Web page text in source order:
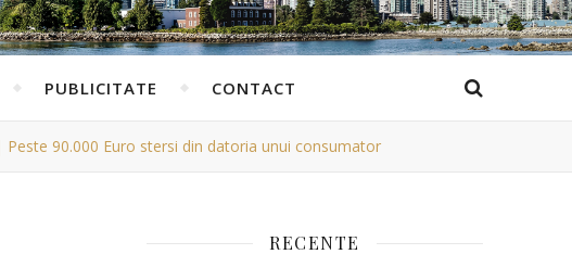
PUBLICITATE CONTACT
90.000 Euro stersi din datoria unui consumator
RECENTE